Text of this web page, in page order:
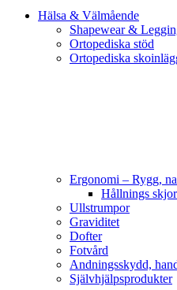
Hälsa & Välmående
Shapewear &
Ortopediska stöd
Ortopediska
Ergonomi – Rygg,
Hållnings
Ullstrumpor
Graviditet
Dofter
Fotvård
Andningsskydd,
Självhjälpsprodukter